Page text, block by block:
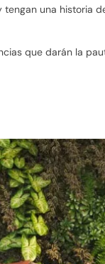
una historia
que darán la